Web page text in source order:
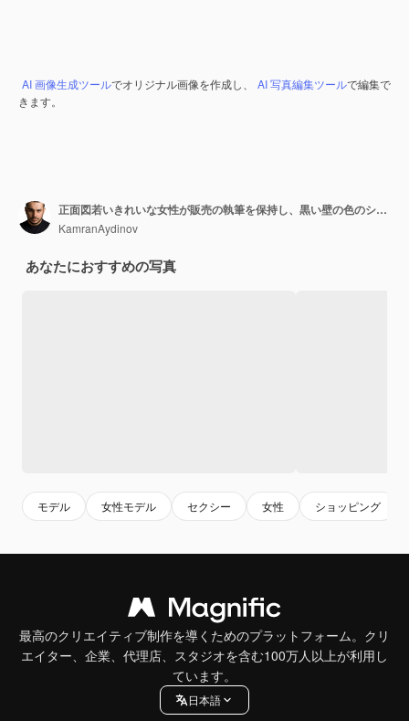
AI 画像生成ツールでオリジナル画像を作成し、 AI 写真編集ツールで編集で
きます。
正面図若いきれいな女性が販売の執筆を保持し、黒い壁の色のショッピングの休日のクリスマスの感情のファッション
KamranAydinov
あなたにおすすめの写真
モデル 女性モデル セクシー 女性 ショッピング
最高のクリエイティブ制作を導くためのプラットフォーム。クリ
エイター、企業、代理店、スタジオを含む100万人以上が利用し
ています。
日本語